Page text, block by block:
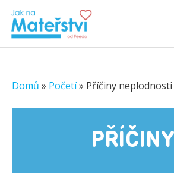
Domů » Početí» Příčiny neplodnosti
PŘÍČINY